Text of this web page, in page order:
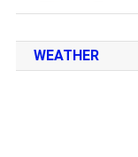
WEATHER